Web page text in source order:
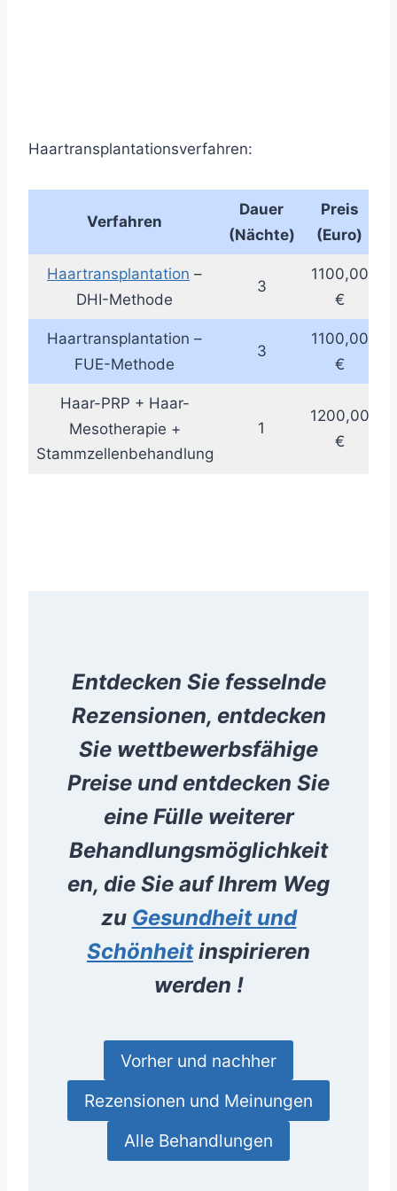
Haartransplantationsverfahren:
Verfahren
Dauer
(Nächte)
Preis
(Euro)
Haartransplantation –
DHI-Methode
3
1100,00
€
Haartransplantation –
FUE-Methode
3
1100,00
€
Haar-PRP + Haar-
Mesotherapie +
Stammzellenbehandlung
1
1200,00
€
Entdecken Sie fesselnde
Rezensionen, entdecken
Sie wettbewerbsfähige
Preise und entdecken Sie
eine Fülle weiterer
Behandlungsmöglichkeit
en, die Sie auf Ihrem Weg
zu Gesundheit und
Schönheitinspirieren
werden !
Vorher und nachher
Rezensionen und Meinungen
Alle Behandlungen